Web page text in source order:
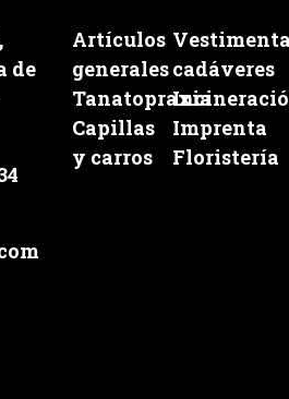
de
Artículos
generalescadáveres
Tanatopraxia
Capillas
y carros
Imprenta
Floristería